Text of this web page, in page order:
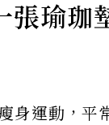
瑜珈
身運動，平